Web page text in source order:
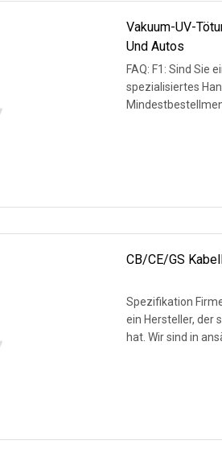
Vakuum-UV-
Und Autos
FAQ: F1: Sind Sie ein
spezialisiertes
CB/CE/GS
Spezifikation
ein Hersteller, der
hat. Wir sind in